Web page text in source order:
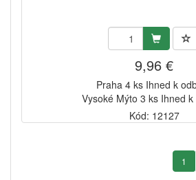
9,96 €
Praha 4 ks Ihned k
Vysoké Mýto 3 ks Ihned
Kód: 12127
1